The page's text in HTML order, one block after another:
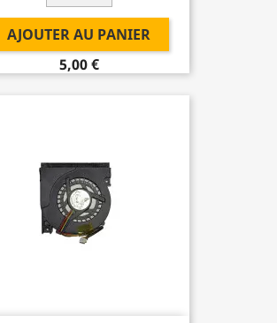
AJOUTER AU PANIER
5,00 €